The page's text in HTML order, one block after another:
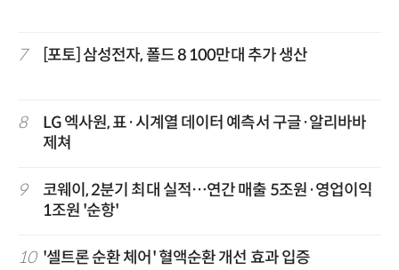
7 [포토] 삼성전자, 폴드 8 100만대 추가 생산
8
LG 엑사원, 표·시계열 데이터 예측서 구글·알리바바
제쳐
9
코웨이, 2분기 최대 실적…연간 매출 5조원·영업이익
1조원 '순항'
10 '셀트론 순환 체어' 혈액순환 개선 효과 입증